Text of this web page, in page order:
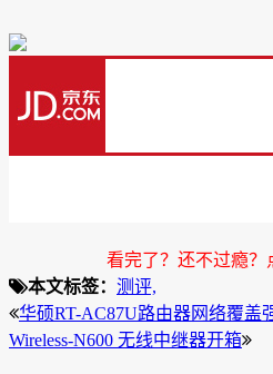
看完了？还不过瘾？
本文标签： 测评,
华硕RT-AC87U路由器网络覆盖
Wireless-N600 无线中继器开箱